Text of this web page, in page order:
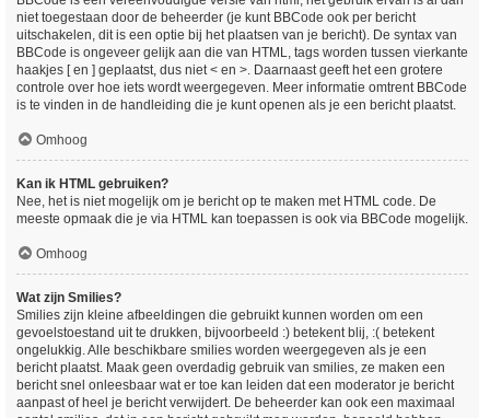
niet toegestaan door de beheerder (je kunt BBCode ook per bericht
uitschakelen, dit is een optie bij het plaatsen van je bericht). De syntax van
BBCode is ongeveer gelijk aan die van HTML, tags worden tussen vierkante
haakjes [ en ] geplaatst, dus niet < en >. Daarnaast geeft het een grotere
controle over hoe iets wordt weergegeven. Meer informatie omtrent BBCode
is te vinden in de handleiding die je kunt openen als je een bericht plaatst.
Omhoog
Kan ik HTML gebruiken?
Nee, het is niet mogelijk om je bericht op te maken met HTML code. De
meeste opmaak die je via HTML kan toepassen is ook via BBCode mogelijk.
Omhoog
Wat zijn Smilies?
Smilies zijn kleine afbeeldingen die gebruikt kunnen worden om een
gevoelstoestand uit te drukken, bijvoorbeeld :) betekent blij, :( betekent
ongelukkig. Alle beschikbare smilies worden weergegeven als je een
bericht plaatst. Maak geen overdadig gebruik van smilies, ze maken een
bericht snel onleesbaar wat er toe kan leiden dat een moderator je bericht
aanpast of heel je bericht verwijdert. De beheerder kan ook een maximaal